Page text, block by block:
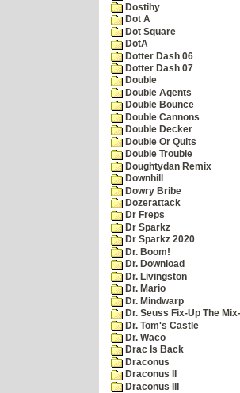
Dostihy
Dot A
Dot Square
DotA
Dotter Dash 06
Dotter Dash 07
Double
Double Agents
Double Bounce
Double Cannons
Double Decker
Double Or Quits
Double Trouble
Doughtydan Remix
Downhill
Dowry Bribe
Dozerattack
Dr Freps
Dr Sparkz
Dr Sparkz 2020
Dr. Boom!
Dr. Download
Dr. Livingston
Dr. Mario
Dr. Mindwarp
Dr. Seuss Fix-Up The
Dr. Tom's Castle
Dr. Waco
Drac Is Back
Draconus
Draconus II
Draconus III